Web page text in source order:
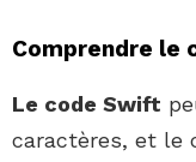
Comprendre le
Le code Swift
caractères, et le